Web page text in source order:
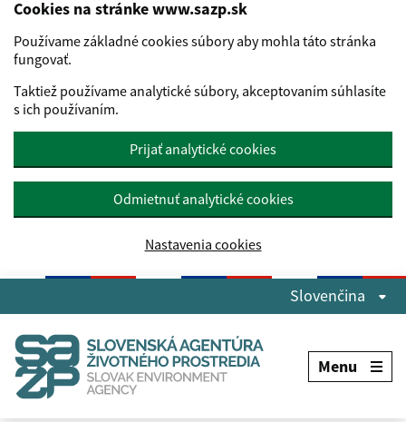
Cookies na stránke www.sazp.sk
Používame základné cookies súbory aby mohla táto stránka
fungovať.
Taktiež používame analytické súbory, akceptovaním súhlasíte
s ich používaním.
Prijať analytické cookies
Odmietnuť analytické cookies
Nastavenia cookies
Slovenčina
Menu